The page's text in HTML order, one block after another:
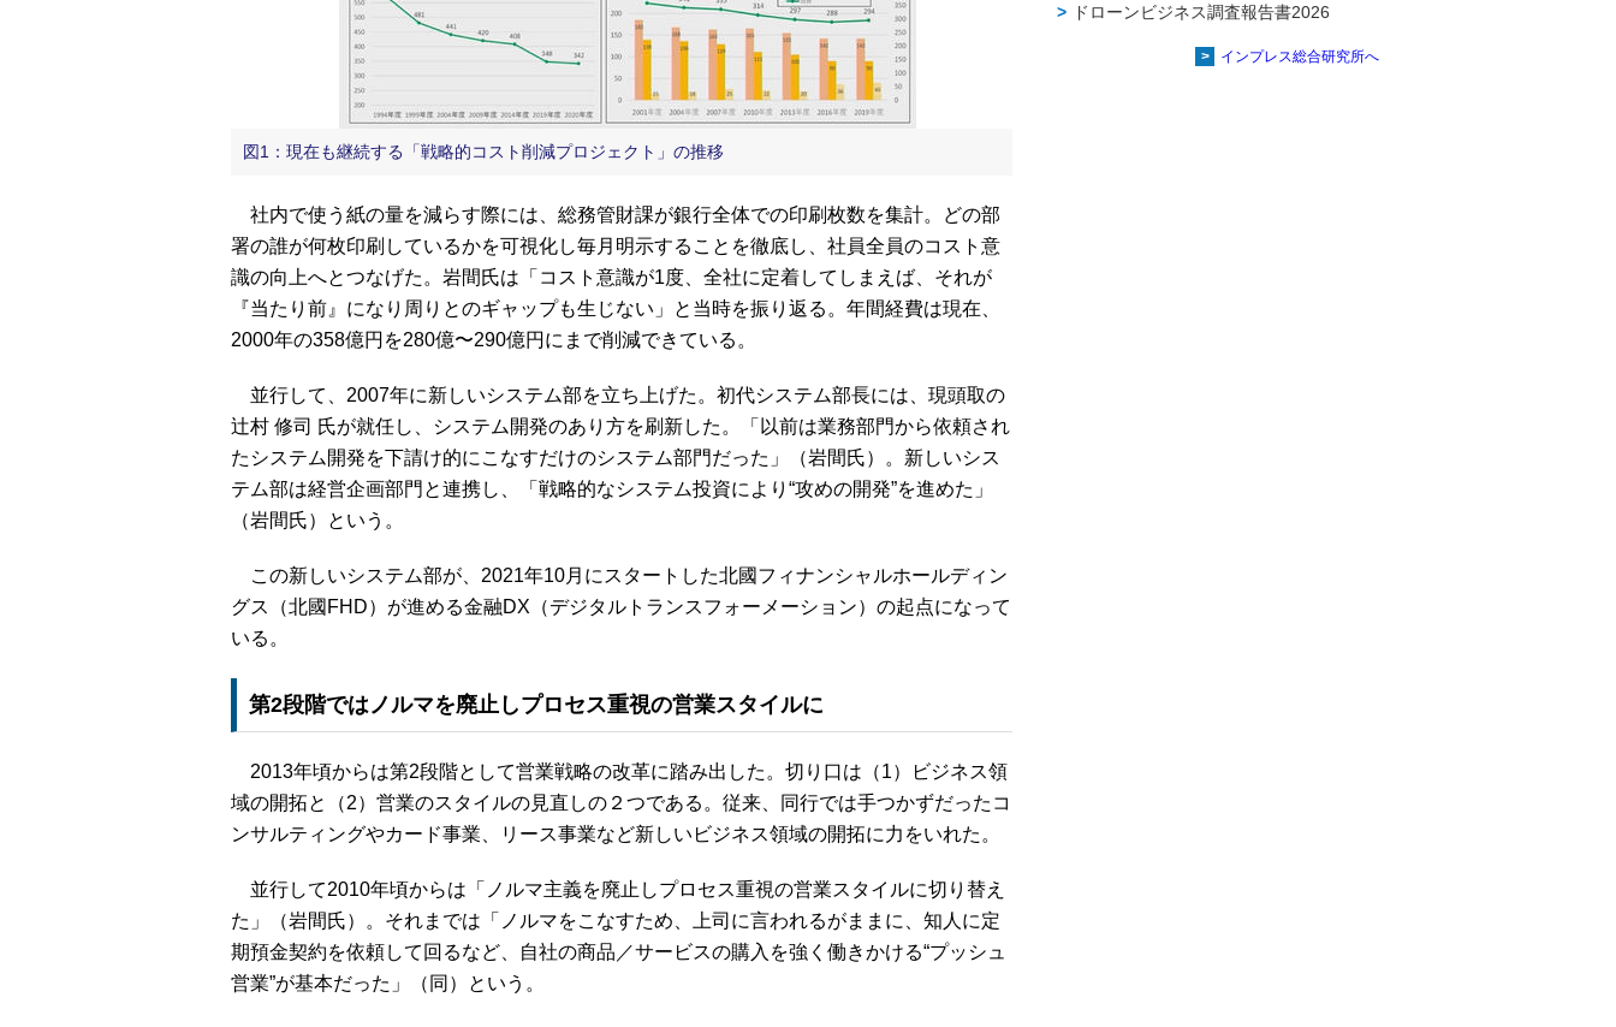
図1：現在も継続する「戦略的コスト削減プロジェクト」の推移
社内で使う紙の量を減らす際には、総務管財課が銀行全体での印刷枚数を集計。どの部
署の誰が何枚印刷しているかを可視化し毎月明示することを徹底し、社員全員のコスト意
識の向上へとつなげた。岩間氏は「コスト意識が1度、全社に定着してしまえば、それが
『当たり前』になり周りとのギャップも生じない」と当時を振り返る。年間経費は現在、
2000年の358億円を280億〜290億円にまで削減できている。
並行して、2007年に新しいシステム部を立ち上げた。初代システム部長には、現頭取の
辻村 修司 氏が就任し、システム開発のあり方を刷新した。「以前は業務部門から依頼され
たシステム開発を下請け的にこなすだけのシステム部門だった」（岩間氏）。新しいシス
テム部は経営企画部門と連携し、「戦略的なシステム投資により“攻めの開発”を進めた」
（岩間氏）という。
この新しいシステム部が、2021年10月にスタートした北國フィナンシャルホールディン
グス（北國FHD）が進める金融DX（デジタルトランスフォーメーション）の起点になって
いる。
第2段階ではノルマを廃止しプロセス重視の営業スタイルに
2013年頃からは第2段階として営業戦略の改革に踏み出した。切り口は（1）ビジネス領
域の開拓と（2）営業のスタイルの見直しの２つである。従来、同行では手つかずだったコ
ンサルティングやカード事業、リース事業など新しいビジネス領域の開拓に力をいれた。
並行して2010年頃からは「ノルマ主義を廃止しプロセス重視の営業スタイルに切り替え
た」（岩間氏）。それまでは「ノルマをこなすため、上司に言われるがままに、知人に定
期預金契約を依頼して回るなど、自社の商品／サービスの購入を強く働きかける“プッシュ
営業”が基本だった」（同）という。
ドローンビジネス調査報告書2026
インプレス総合研究所へ